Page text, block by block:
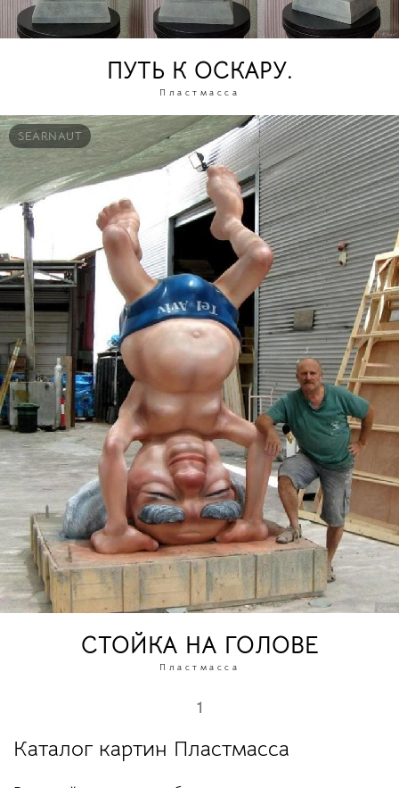
ПУТЬ К ОСКАРУ.
Пластмасса
SEARNAUT
СТОЙКА НА ГОЛОВЕ
Пластмасса
1
Каталог картин Пластмасса